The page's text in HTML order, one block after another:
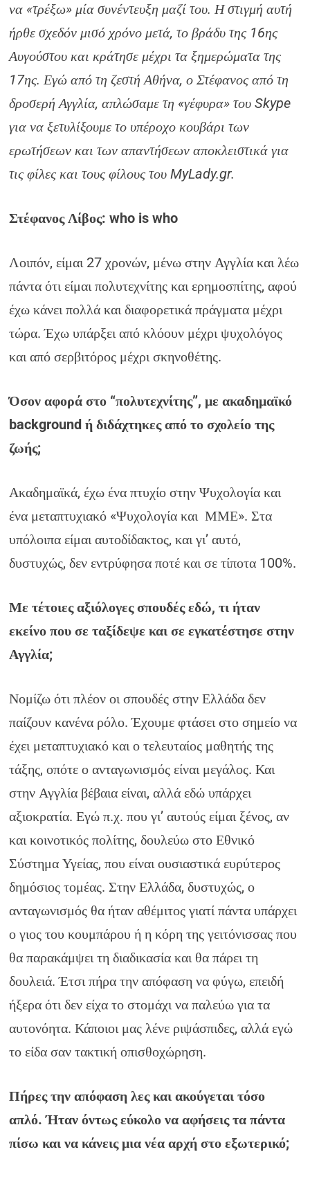
να «τρέξω» μία συνέντευξη μαζί του. Η στιγμή αυτή
ήρθε σχεδόν μισό χρόνο μετά, το βράδυ της 16ης
Αυγούστου και κράτησε μέχρι τα ξημερώματα της
17ης. Εγώ από τη ζεστή Αθήνα, ο Στέφανος από τη
δροσερή Αγγλία, απλώσαμε τη «γέφυρα» του Skype
για να ξετυλίξουμε το υπέροχο κουβάρι των
ερωτήσεων και των απαντήσεων αποκλειστικά για
τις φίλες και τους φίλους του MyLady.gr.
Στέφανος Λίβος: who is who
Λοιπόν, είμαι 27 χρονών, μένω στην Αγγλία και λέω
πάντα ότι είμαι πολυτεχνίτης και ερημοσπίτης, αφού
έχω κάνει πολλά και διαφορετικά πράγματα μέχρι
τώρα. Έχω υπάρξει από κλόουν μέχρι ψυχολόγος
και από σερβιτόρος μέχρι σκηνοθέτης.
Όσον αφορά στο “πολυτεχνίτης”, με ακαδημαϊκό
background ή διδάχτηκες από το σχολείο της
ζωής;
Ακαδημαϊκά, έχω ένα πτυχίο στην Ψυχολογία και
ένα μεταπτυχιακό «Ψυχολογία και ΜΜΕ». Στα
υπόλοιπα είμαι αυτοδίδακτος, και γι’ αυτό,
δυστυχώς, δεν εντρύφησα ποτέ και σε τίποτα 100%.
Με τέτοιες αξιόλογες σπουδές εδώ, τι ήταν
εκείνο που σε ταξίδεψε και σε εγκατέστησε στην
Αγγλία;
Νομίζω ότι πλέον οι σπουδές στην Ελλάδα δεν
παίζουν κανένα ρόλο. Έχουμε φτάσει στο σημείο να
έχει μεταπτυχιακό και ο τελευταίος μαθητής της
τάξης, οπότε ο ανταγωνισμός είναι μεγάλος. Και
στην Αγγλία βέβαια είναι, αλλά εδώ υπάρχει
αξιοκρατία. Εγώ π.χ. που γι’ αυτούς είμαι ξένος, αν
και κοινοτικός πολίτης, δουλεύω στο Εθνικό
Σύστημα Υγείας, που είναι ουσιαστικά ευρύτερος
δημόσιος τομέας. Στην Ελλάδα, δυστυχώς, ο
ανταγωνισμός θα ήταν αθέμιτος γιατί πάντα υπάρχει
ο γιος του κουμπάρου ή η κόρη της γειτόνισσας που
θα παρακάμψει τη διαδικασία και θα πάρει τη
δουλειά. Έτσι πήρα την απόφαση να φύγω, επειδή
ήξερα ότι δεν είχα το στομάχι να παλεύω για τα
αυτονόητα. Κάποιοι μας λένε ριψάσπιδες, αλλά εγώ
το είδα σαν τακτική οπισθοχώρηση.
Πήρες την απόφαση λες και ακούγεται τόσο
απλό. Ήταν όντως εύκολο να αφήσεις τα πάντα
πίσω και να κάνεις μια νέα αρχή στο εξωτερικό;